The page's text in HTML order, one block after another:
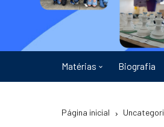
Matérias Biografia
Página inicial